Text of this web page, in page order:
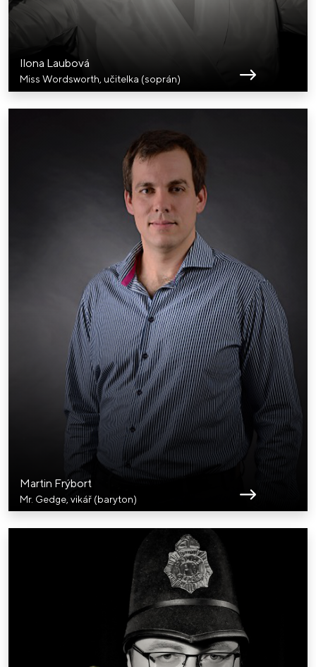
Ilona Laubová
Miss Wordsworth, učitelka (soprán)
Martin Frýbort
Mr. Gedge, vikář (baryton)